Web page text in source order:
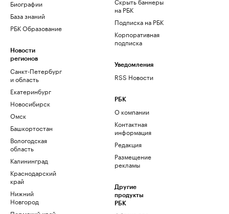
Биографии
База знаний
РБК Образование
Новости
регионов
Санкт-Петербург
и область
Екатеринбург
Новосибирск
Омск
Башкортостан
Вологодская
область
Калининград
Краснодарский
край
Нижний
Новгород
на РБК
Подписка на РБК
Корпоративная
подписка
Уведомления
RSS Новости
РБК
О компании
Контактная
информация
Редакция
Размещение
рекламы
Другие
продукты
РБК